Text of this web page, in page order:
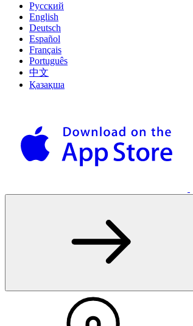
Русский
English
Deutsch
Español
Français
Português
中文
Қазақша